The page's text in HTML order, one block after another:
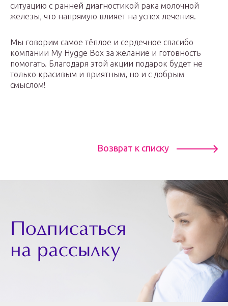
ситуацию с ранней диагностикой рака молочной
железы, что напрямую влияет на успех лечения.
Мы говорим самое тёплое и сердечное спасибо
компании My Hygge Box за желание и готовность
помогать. Благодаря этой акции подарок будет не
только красивым и приятным, но и с добрым
смыслом!
Возврат к списку
Подписаться
на рассылку